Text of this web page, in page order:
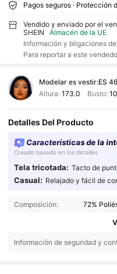
Pagos seguros · Protección
Vendido y enviado por el
SHEIN
Almacén de la UE
Información y bligaciones
Para reportar a este
Modelar es vestir:ES
Altura: 173.0 Busto:
Detalles Del Producto
Características de la
Creado basado en los detalles
Tela tricotada: Tacto de
Casual: Relajado y fácil de
Composición: 72%
Información de seguridad y